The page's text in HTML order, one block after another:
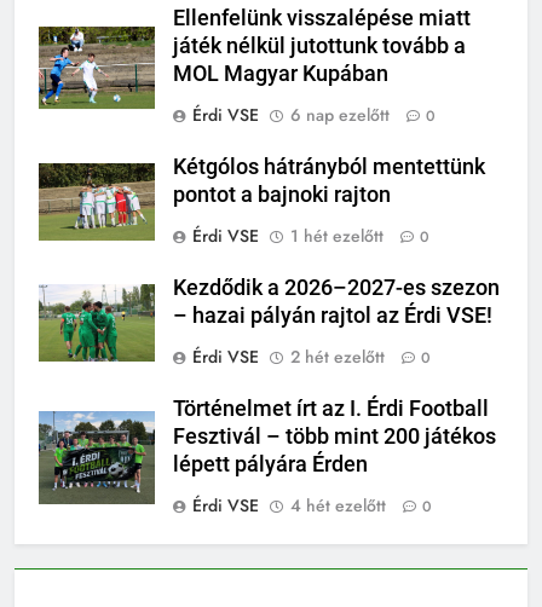
Ellenfelünk visszalépése miatt
játék nélkül jutottunk tovább a
MOL Magyar Kupában
Érdi VSE
6 nap ezelőtt 0
Kétgólos hátrányból mentettünk
pontot a bajnoki rajton
Érdi VSE
1 hét ezelőtt 0
Kezdődik a 2026–2027-es szezon
– hazai pályán rajtol az Érdi VSE!
Érdi VSE
2 hét ezelőtt 0
Történelmet írt az I. Érdi Football
Fesztivál – több mint 200 játékos
lépett pályára Érden
Érdi VSE
4 hét ezelőtt 0